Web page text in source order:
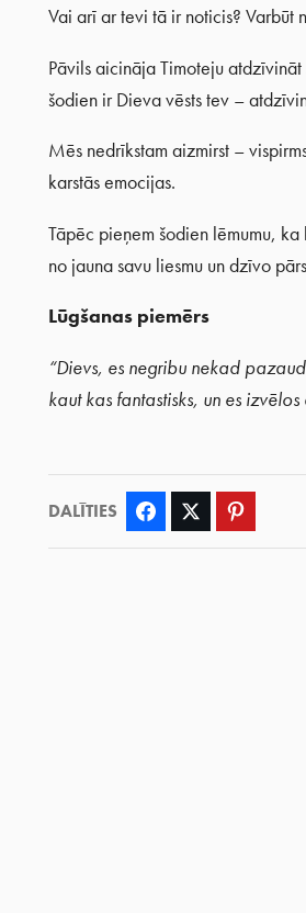
Vai arī ar tevi tā ir noticis? Varbūt
Pāvils aicināja Timoteju
šodien ir Dieva vēsts tev –
Mēs nedrīkstam aizmirst –
karstās emocijas.
Tāpēc pieņem šodien lēmumu,
no jauna savu liesmu un dzīvo
Lūgšanas piemērs
“Dievs, es negribu nekad
kaut kas fantastisks, un es
DALĪTIES Facebook Twitter